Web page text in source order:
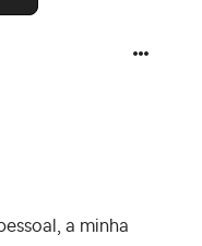
a minha